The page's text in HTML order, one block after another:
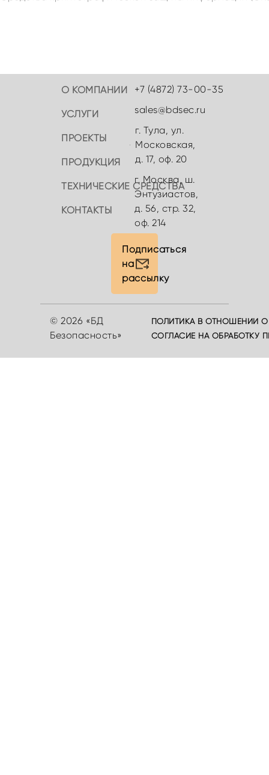
О КОМПАНИИ
УСЛУГИ
ПРОЕКТЫ
ПРОДУКЦИЯ
ТЕХНИЧЕСКИЕ СРЕДСТВА
КОНТАКТЫ
+7 (4872) 73-00-35
sales@bdsec.ru
г. Тула, ул.
Московская,
д. 17, оф. 20
г. Москва, ш.
Энтузиастов,
д. 56, стр. 32,
оф. 214
Подписаться
на
рассылку
© 2026 «БД
Безопасность»
ПОЛИТИКА В ОТНОШЕНИИ
СОГЛАСИЕ НА ОБРАБОТКУ